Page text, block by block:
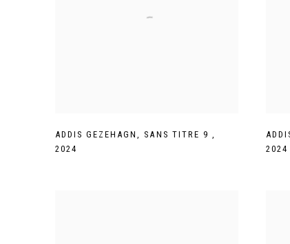
ADDIS GEZEHAGN, SANS TITRE 9 ,
2024
2024